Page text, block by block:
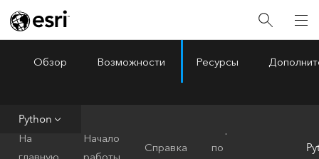
ArcGIS Pro
Обзор Возможности Ресурсы
Python
На
Начало
Справка
по